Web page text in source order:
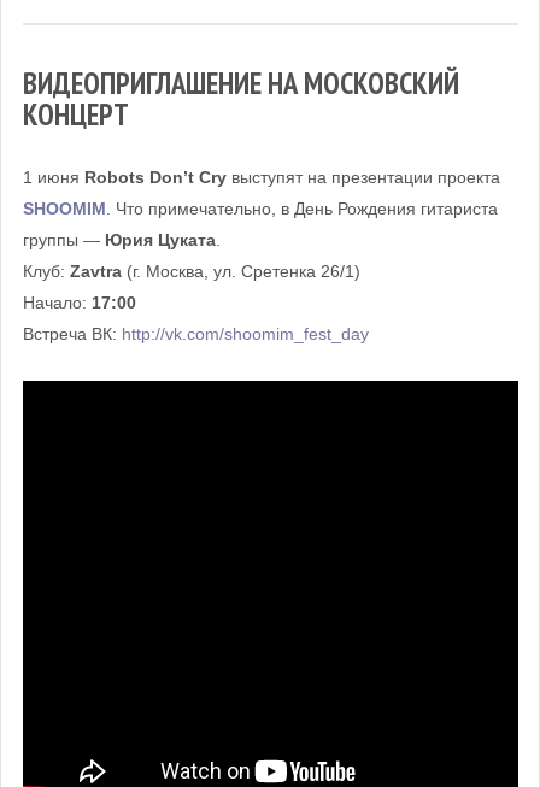
ВИДЕОПРИГЛАШЕНИЕ НА МОСКОВСКИЙ
КОНЦЕРТ
1 июня Robots Don’t Cryвыступят на презентации проекта
SHOOMIM . Что примечательно, в День Рождения гитариста
группы — Юрия Цуката.
Клуб: Zavtra(г. Москва, ул. Сретенка 26/1)
Начало: 17:00
Встреча ВК: http://vk.com/shoomim_fest_day